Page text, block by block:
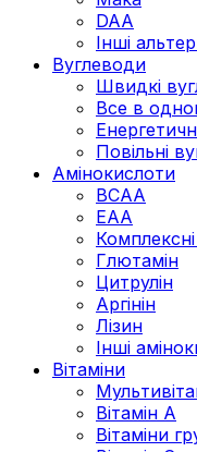
DAA
Інші
Вуглеводи
Швидкі
Все в
Повільні
Амінокислоти
BCAA
EAA
Глютамін
Цитрулін
Аргінін
Лізин
Інші
Вітаміни
Вітамін А
Вітаміни